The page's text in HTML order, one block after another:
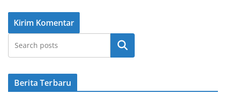
Cari
Berita Terbaru